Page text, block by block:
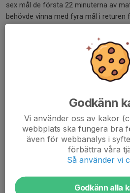
sex mål de första 22 minuterna av
behövde vinna med fyra mål i returen
matchserien. Ett tidigt mål av Johan
förhoppningar. Men målvaktsbyte där
fick ställa sig i mål skapade orytm
3-2 där sista målet för säsongen
GRIMSTA AIK'S SÄKRAR
När Grimsta AIK besegrar Kallhäll IBK
seriesegern i division fem norra och
till division fyra. Joakim Samuelsson
gör fem poäng vardera.
GRIMSTA AIK'S JUNIORER
När Grimsta AIK slår Vide/Arlanda
Godkänn
Vi använder oss av kakor
webbplats ska fungera bra
även för webbanalys i
förbättra våra
Så använder vi
Godkänn alla